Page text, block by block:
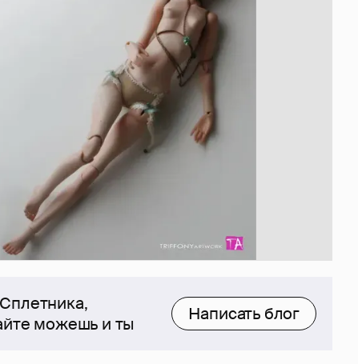
можешь и ты
Написать блог